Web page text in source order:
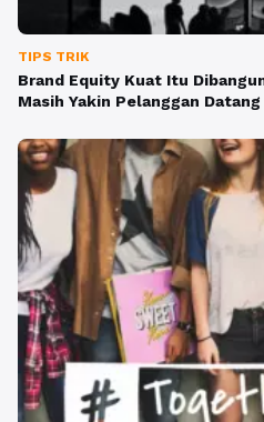
TIPS TRIK
Brand Equity Kuat Itu
Masih Yakin Pelanggan